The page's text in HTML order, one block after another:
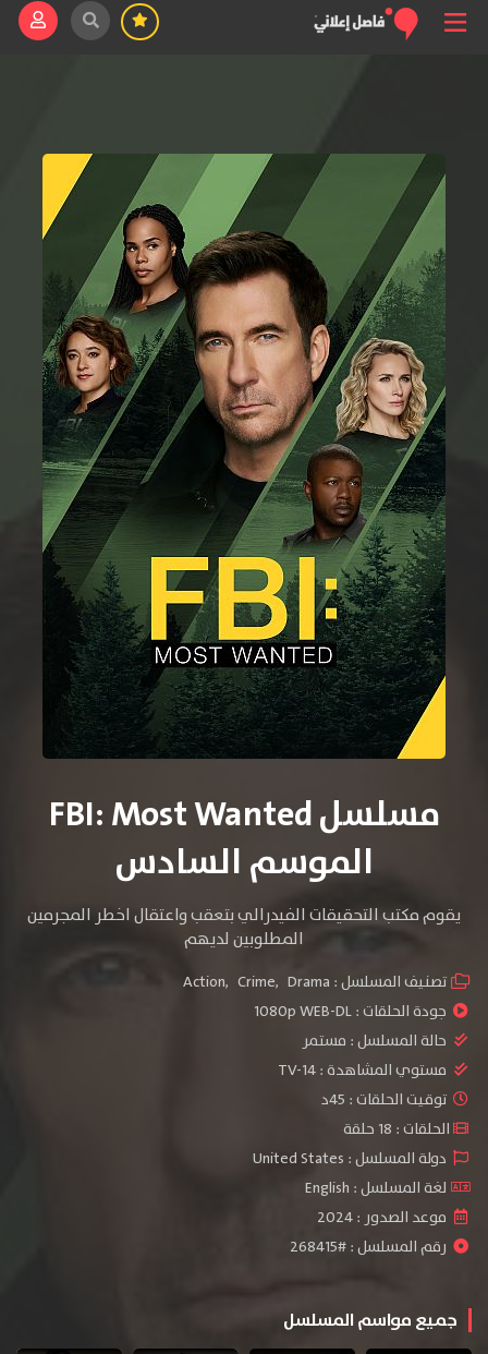
مسلسل FBI: Most Wanted
الموسم السادس
يقوم مكتب التحقيقات الفيدرالي بتعقب واعتقال اخطر المجرمين
المطلوبين لديهم
تصنيف المسلسل : Action, Crime, Drama
جودة الحلقات :1080p WEB-DL
حالة المسلسل : مستمر
مستوي المشاهدة :TV-14
توقيت الحلقات : 45د
الحلقات : 18 حلقة
دولة المسلسل : United States
لغة المسلسل : English
موعد الصدور : 2024
رقم المسلسل : #268415
جميع مواسم المسلسل